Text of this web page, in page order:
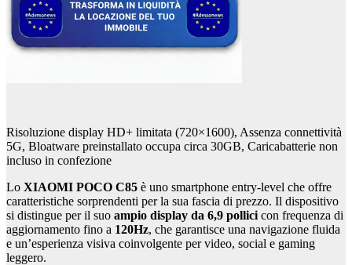
Risoluzione display HD+ limitata (720×1600), Assenza connettività
5G, Bloatware preinstallato occupa circa 30GB, Caricabatterie non
incluso in confezione
Lo XIAOMI POCO C85 è uno smartphone entry-level che offre
caratteristiche sorprendenti per la sua fascia di prezzo. Il dispositivo
si distingue per il suo ampio display da 6,9 pollici con frequenza di
aggiornamento fino a 120Hz, che garantisce una navigazione fluida
e un’esperienza visiva coinvolgente per video, social e gaming
leggero.